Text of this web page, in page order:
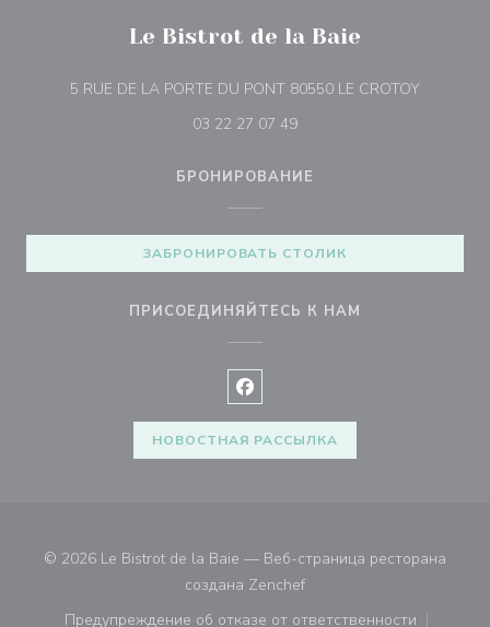
Le Bistrot de la Baie
5 RUE DE LA PORTE DU PONT 80550 LE CROTOY
03 22 27 07 49
БРОНИРОВАНИЕ
ЗАБРОНИРОВАТЬ СТОЛИК
ПРИСОЕДИНЯЙТЕСЬ К НАМ
Facebook ((открывается в
НОВОСТНАЯ РАССЫЛКА
© 2026 Le Bistrot de la Baie — Веб-страница ресторана
создана Zenchef((открывается в новом
Предупреждение об отказе от ответственности